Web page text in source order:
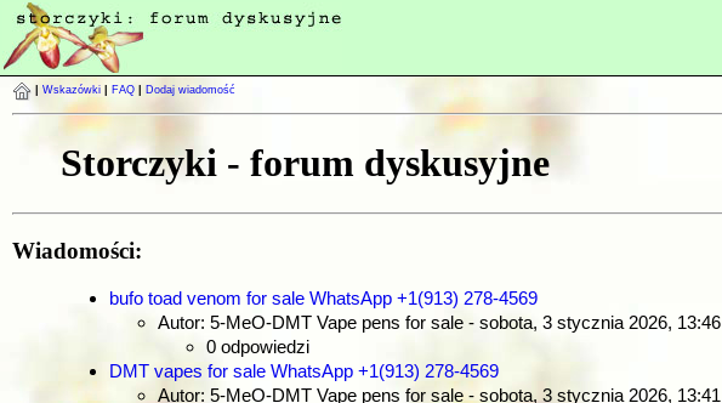
Wskazówki FAQ Dodaj wiadomość
Storczyki - forum dyskusyjne
Wiadomości:
bufo toad venom for sale WhatsApp +1(913) 278-4569
Autor: 5-MeO-DMT Vape pens for sale - sobota, 3 stycznia 2026, 13:46
0 odpowiedzi
DMT vapes for sale WhatsApp +1(913) 278-4569
Autor: 5-MeO-DMT Vape pens for sale - sobota, 3 stycznia 2026, 13:41